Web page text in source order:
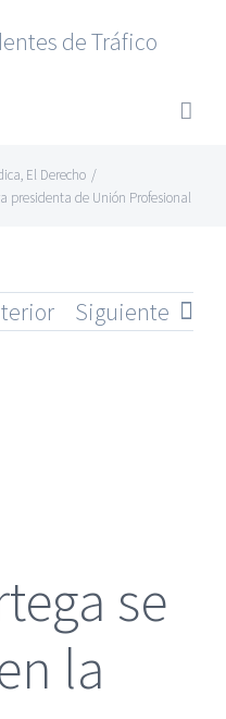
, El Derecho /
presidenta de Unión Profesional
Siguiente
se
la